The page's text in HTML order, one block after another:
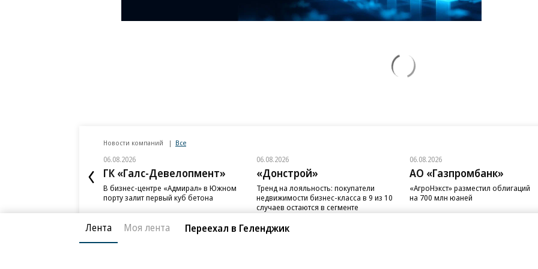
Новости компаний Все
06.08.2026
ГК «Галс-Девелопмент»
В бизнес-центре «Адмирал» в Южном
порту залит первый куб бетона
06.08.2026
«Донстрой»
Тренд на лояльность: покупатели
недвижимости бизнес-класса в 9 из 10
случаев остаются в сегменте
06.08.2026
АО «Газпромбанк»
«АгроНэкст» разместил облигаций
на 700 млн юаней
Лента Моя лента Переехал в Геленджик